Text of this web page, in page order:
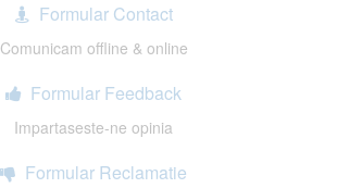
Formular Contact
Comunicam offline & online
Formular Feedback
Impartaseste-ne opinia
Formular Reclamatie